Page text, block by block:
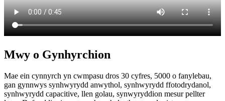
Mwy o Gynhyrchion
Mae ein cynnyrch yn cwmpasu dros 30 cyfres, 5000 o fanylebau,
gan gynnwys synhwyrydd anwythol, synhwyrydd ffotodrydanol,
synhwyrydd capacitive, llen golau, synwyryddion mesur pellter